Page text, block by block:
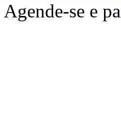
Agende-se e